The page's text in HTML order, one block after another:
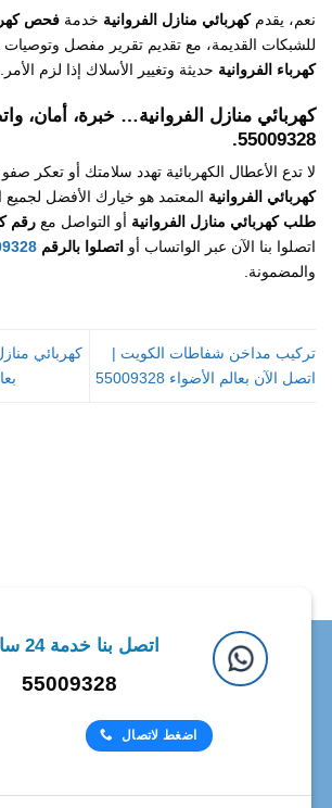
نعم، يقدمكهربائي منازل الفروانية خدمة فحص
للشبكات القديمة، مع تقديم تقرير مفصل
كهرباء الفروانية حديثة وتغيير الأسلاك إذا لزم الأمر.
كهربائي منازل الفروانية… خبرة، أمان،
55009328.
لا تدع الأعطال الكهربائية تهدد سلامتك أو تعكر صفو
كهربائي الفروانية المعتمد هو خيارك الأفضل لجميع
طلب كهربائي منازل الفروانية أو التواصل مع رقم
اتصلوا بنا الآن عبر الواتساب أو اتصلوا بالرقم
والمضمونة.
تركيب مداخن شفاطات الكويت |
اتصل الآن بعالم الأضواء 55009328
كهربائي
اتصل بنا خدمة 24 ساعة
55009328
اضغط لاتصال